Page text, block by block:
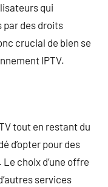
qui
par des droits
crucial de bien se
IPTV.
tout en restant du
d’opter pour des
choix d’une offre
services